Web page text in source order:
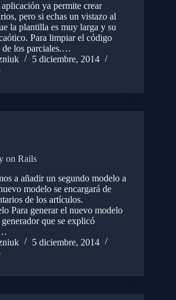
ya permite crear
pero si echas un vistazo al
la plantilla es muy larga y su
Para limpiar el código
de los parciales.…
5 diciembre, 2014
on Rails
a añadir un segundo modelo a
modelo se encargará de
de los artículos.
Para generar el nuevo modelo
que se explicó
5 diciembre, 2014